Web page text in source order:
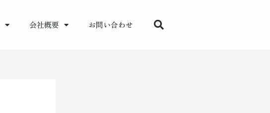
会社概要 お問い合わせ